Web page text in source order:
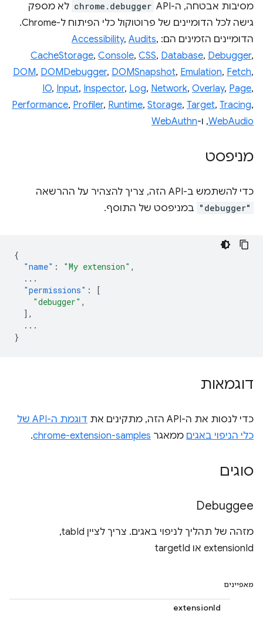
מסיבות אבטחה, ה-API‏ chrome.debugger לא מספק
גישה לכל הדומיינים של פרוטוקול כלי הפיתוח ל-Chrome.
הדומיינים הזמינים הם:
Accessibility, Audits,
CacheStorage, Console, CSS, Database, Debugger,
DOM, DOMDebugger, DOMSnapshot, Emulation, Fetch,
IO, Input, Inspector, Log, Network, Overlay, Page,
Performance, Profiler, Runtime, Storage, Target, Tracing,
WebAudio, ו-WebAuthn
מניפסט
כדי להשתמש ב-API הזה, צריך להצהיר על ההרשאה
"debugger" במניפסט של התוסף.
{
"name" : "My extension" ,
...
"permissions" :
[
"debugger" ,
],
...
}
דוגמאות
כדי לנסות את ה-API הזה, מתקינים את
דוגמת ה-API של
כלי הניפוי באגים ממאגר chrome-extension-samples
.
סוגים
Debuggee
מזהה של תהליך לניפוי באגים. צריך לציין tabId, ‏
extensionId או targetId
מאפיינים
extensionId